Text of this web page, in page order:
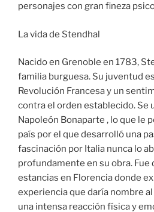
personajes con gran fineza
La vida de Stendhal
Nacido en Grenoble en 1783,
familia burguesa. Su juventud
Revolución Francesa y un
contra el orden establecido. Se
Napoleón Bonaparte , lo que le
país por el que desarrolló una
fascinación por Italia nunca lo
profundamente en su obra. Fue
estancias en Florencia donde
experiencia que daría nombre
una intensa reacción física y